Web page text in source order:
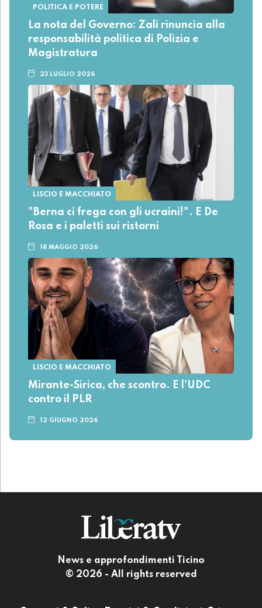
POLITICA E POTERE
La nota del Governo: Zali rinuncia alla
responsabilità politica di Polizia e
Magistratura
23 LUGLIO 2026
LISCIO E MACCHIATO
"Berna ci frega con gli ucraini!". E De
Rosa e i paletti sui ristorni
18 MAGGIO 2026
LISCIO E MACCHIATO
Mirante-Sirica, che scontro. E l'UDC
contro il PLR
12 GIUGNO 2026
News e approfondimenti Ticino
© 2026 - All rights reserved